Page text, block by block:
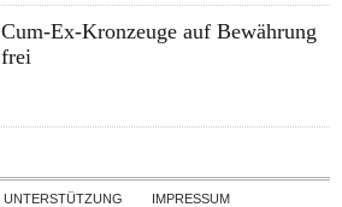
Cum-Ex-Kronzeuge auf Bewährung
frei
Skip to content
UNTERSTÜTZUNG
IMPRESSUM